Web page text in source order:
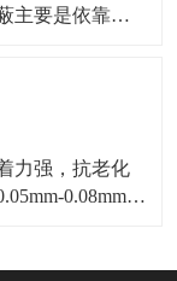
主要是依靠铜
胶带具有低表
如金属，绝缘
力强，抗老化
0.08mm）